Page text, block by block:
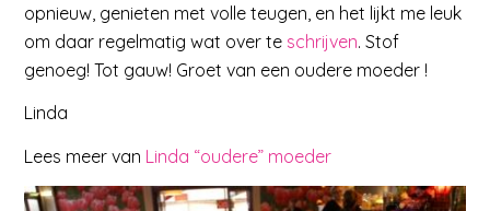
opnieuw, genieten met volle teugen, en het lijkt me leuk
om daar regelmatig wat over te schrijven. Stof
genoeg! Tot gauw! Groet van een oudere moeder !
Linda
Lees meer van Linda “oudere” moeder